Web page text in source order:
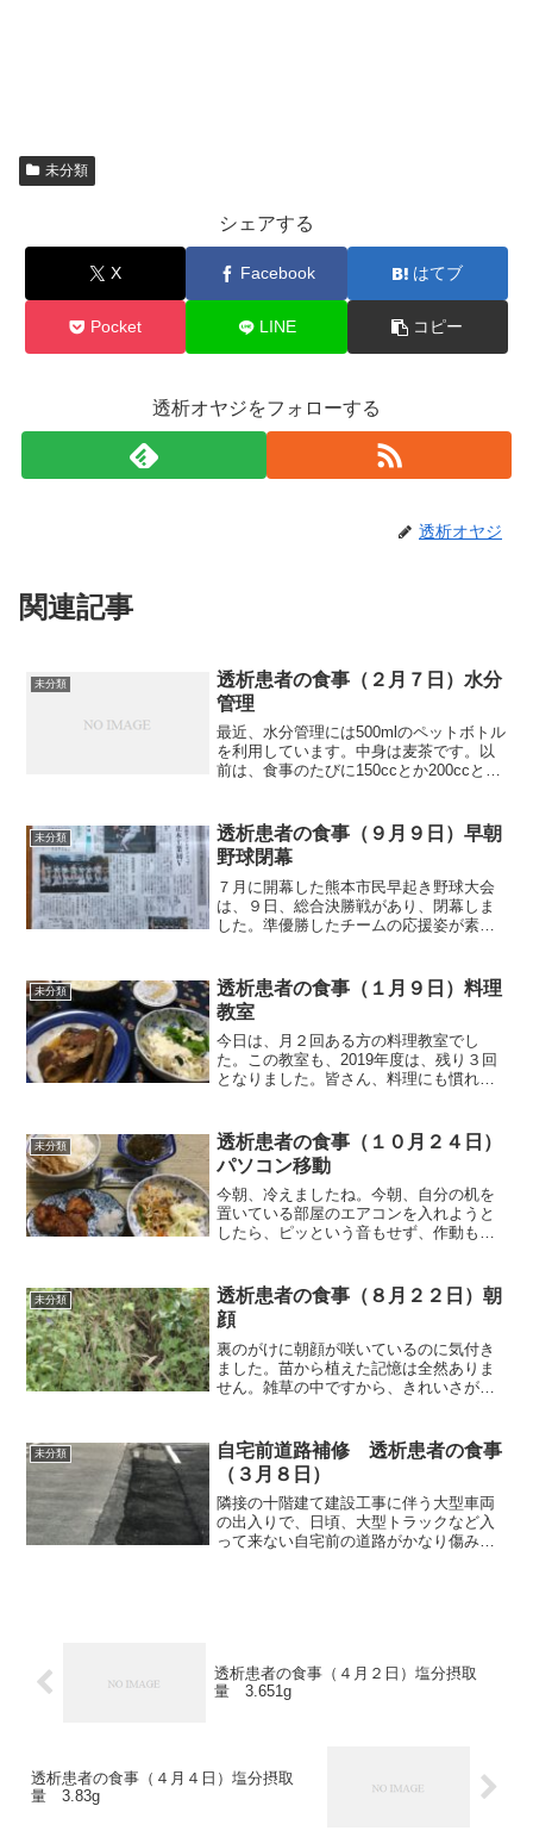
未分類
シェアする
X Facebook はてブ
Pocket LINE コピー
透析オヤジをフォローする
透析オヤジ
関連記事
未分類
透析患者の食事（２月７日）水分
管理
最近、水分管理には500mlのペットボトル
を利用しています。中身は麦茶です。以
前は、食事のたびに150ccとか200ccとか
要もなく、どれ位飲んだかもわかりま
す。現実的...
未分類
透析患者の食事（９月９日）早朝
野球閉幕
７月に開幕した熊本市民早起き野球大会
は、９日、総合決勝戦があり、閉幕しま
した。準優勝したチームの応援姿が素晴
拍手での応援でした。また、表彰式で
は、スタンディングオベーシ...
未分類
透析患者の食事（１月９日）料理
教室
今日は、月２回ある方の料理教室でし
た。この教室も、2019年度は、残り３回
となりました。皆さん、料理にも慣れて
れてくるとレシピを見ず適当にやりがち
なんですよね。調味料な...
未分類
透析患者の食事（１０月２４日）
パソコン移動
今朝、冷えましたね。今朝、自分の机を
置いている部屋のエアコンを入れようと
したら、ピッという音もせず、作動もし
なことをしても作動しません。来週修理
することにして、今までは...
未分類
透析患者の食事（８月２２日）朝
顔
裏のがけに朝顔が咲いているのに気付き
ました。苗から植えた記憶は全然ありま
せん。雑草の中ですから、きれいさが目
です。ごはんにかけて食べました。牛丼
的な感じですね。献立名・...
未分類
自宅前道路補修 透析患者の食事
（３月８日）
隣接の十階建て建設工事に伴う大型車両
の出入りで、日頃、大型トラックなど入
って来ない自宅前の道路がかなり傷みま
透析患者の食事（４月２日）塩分摂取
量 3.651g
透析患者の食事（４月４日）塩分摂取
量 3.83g